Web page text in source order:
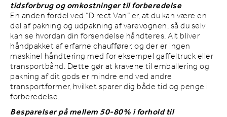
tidsforbrug og omkostninger til forberedelse
En anden fordel ved ”Direct Van” er, at du kan være en
del af pakning og udpakning af varevognen, så du selv
kan se hvordan din forsendelse håndteres. Alt bliver
håndpakket af erfarne chauffører, og der er ingen
maskinel håndtering med for eksempel gaffeltruck eller
transportbånd. Dette gør at kravene til emballering og
pakning af dit gods er mindre end ved andre
transportformer, hvilket sparer dig både tid og penge i
forberedelse.
Besparelser på mellem 50-80% i forhold til